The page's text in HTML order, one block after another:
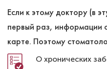
Если к этому доктору (в
первый раз, информации
карте. Поэтому
О хронических